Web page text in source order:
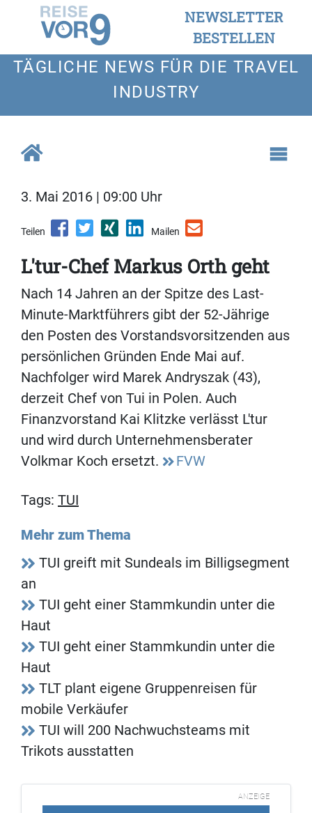
NEWSLETTER
BESTELLEN
TÄGLICHE NEWS FÜR DIE TRAVEL
INDUSTRY
3. Mai 2016 | 09:00 Uhr
Teilen Mailen
L'tur-Chef Markus Orth geht
Nach 14 Jahren an der Spitze des Last-
Minute-Marktführers gibt der 52-Jährige
den Posten des Vorstandsvorsitzenden aus
persönlichen Gründen Ende Mai auf.
Nachfolger wird Marek Andryszak (43),
derzeit Chef von Tui in Polen. Auch
Finanzvorstand Kai Klitzke verlässt L'tur
und wird durch Unternehmensberater
Volkmar Koch ersetzt.
FVW
Tags: TUI
Mehr zum Thema
TUI greift mit Sundeals im Billigsegment
an
TUI geht einer Stammkundin unter die
Haut
TUI geht einer Stammkundin unter die
Haut
TLT plant eigene Gruppenreisen für
mobile Verkäufer
TUI will 200 Nachwuchsteams mit
Trikots ausstatten
ANZEIGE